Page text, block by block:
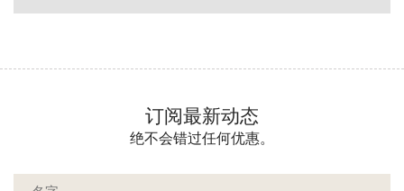
订阅最新动态
绝不会错过任何优惠。